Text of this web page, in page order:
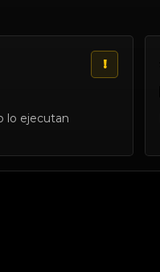
!
lo ejecutan